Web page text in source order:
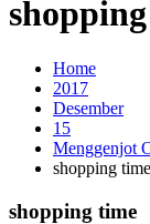
Home
2017
Desember
15
Menggenjot
shopping time
shopping time